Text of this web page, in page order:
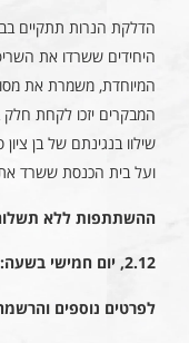
הדלקת הנרות תתקיים
המיוחדת, משמרת את
המבקרים יזכו לקחת חלק
שילוו בנגינתם של בן
ועל בית הכנסת ששרד
ההשתתפות ללא
2.12, יום חמישי בשעה: 16:00
לפרטים נוספים